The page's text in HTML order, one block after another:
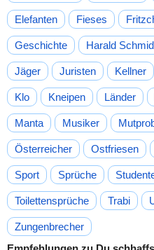
Elefanten Fieses
Geschichte Harald
Jäger Juristen Kellner
Klo Kneipen Länder
Manta Musiker
Österreicher Ostfriesen
Sport Sprüche
Toilettensprüche Trabi
Zungenbrecher